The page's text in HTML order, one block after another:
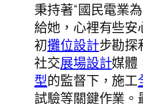
秉持著“國民電業
給她，心裡有些
初攤位設計步勘探
社交展場設計媒體
型的監督下，施工
試驗等關鍵作業。